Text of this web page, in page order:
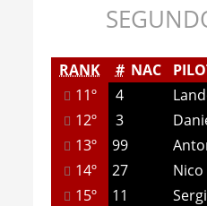
RANK # NAC
11º
4
12º
3
13º
99
14º
27
15º
11